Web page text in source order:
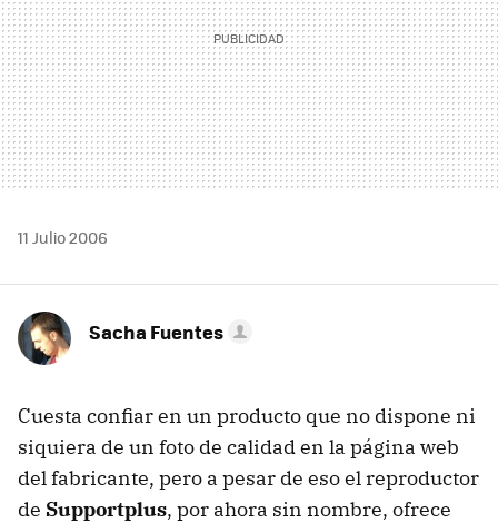
11 Julio 2006
Sacha Fuentes
Cuesta confiar en un producto que no dispone ni
siquiera de un foto de calidad en la página web
del fabricante, pero a pesar de eso el reproductor
de Supportplus, por ahora sin nombre, ofrece